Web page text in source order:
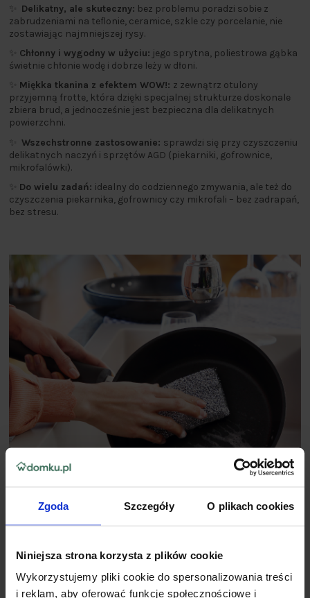
Zgoda Szczegóły O plikach cookies
Niniejsza strona korzysta z plików cookie
Wykorzystujemy pliki cookie do spersonalizowania treści
i reklam, aby oferować funkcje społecznościowe i
Delikatny, ale skuteczny: bez problemu poradzi sobie z
zabrudzeniami na teflonie, ceramice, szkle czy porcelanie, nie
zostawiając najmniejszej rysy.
Chłonny i wygodny w użyciu: jego sprytna, poliestrowa gąbka
świetnie chłonie wodę i dobrze leży w dłoni.
Miękka tkanina z efektem WOW!: z zewnątrz otulony
przyjemną frotte, która dzięki specjalnej strukturze doskonale
zbiera brud, a jednocześnie jest bezpieczna dla delikatnych
powierzchni.
Wszechstronne zastosowanie: sprawdzi się przy czyszczeniu
delikatnych naczyń i sprzętów AGD (piekarniki, gofrownice,
mikrofalówki).
Do wielu zadań: idealny do codziennego zmywania, ale też do
czyszczenia piekarnika, gofrownicy czy mikrofali – bez zadrapań,
bez stresu.
✔ Zmywak do delikatnych powierzchni JAN Niezbędny został